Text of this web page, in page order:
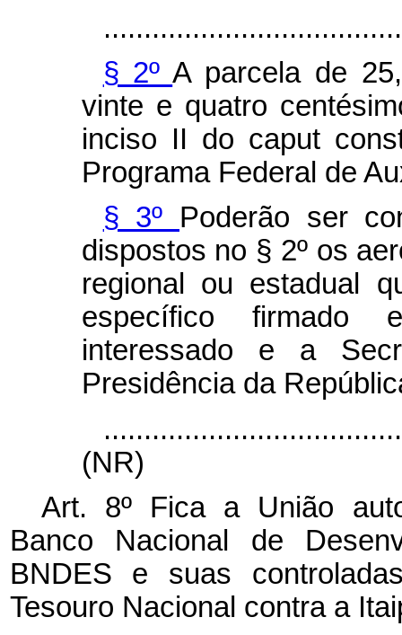
§ 2ºA parcela de
vinte e quatro
inciso II do caput
Programa Federal de
§ 3º Poderão ser
dispostos no § 2º os
regional ou estadual
específico firmado
interessado e a
Presidência da
(NR)
Art. 8º Fica a União
Banco Nacional de
BNDES e suas
Tesouro Nacional contra a